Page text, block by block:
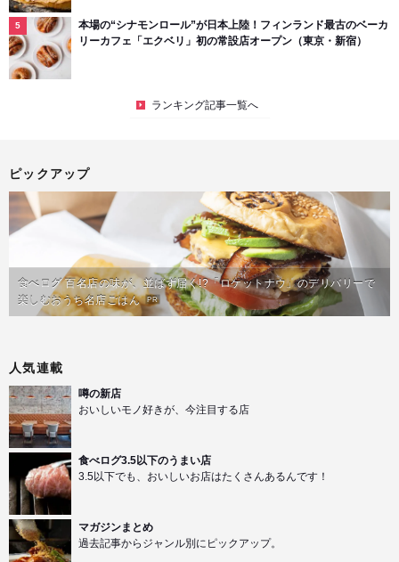
本場の“シナモンロール”が日本上陸！フィンランド最古のベーカ
リーカフェ「エクベリ」初の常設店オープン（東京・新宿）
ランキング記事一覧へ
ピックアップ
食べログ 百名店の味が、並ばず届く!?「ロケットナウ」のデリバリーで
楽しむおうち名店ごはん PR
人気連載
噂の新店
おいしいモノ好きが、今注目する店
食べログ3.5以下のうまい店
3.5以下でも、おいしいお店はたくさんあるんです！
マガジンまとめ
過去記事からジャンル別にピックアップ。